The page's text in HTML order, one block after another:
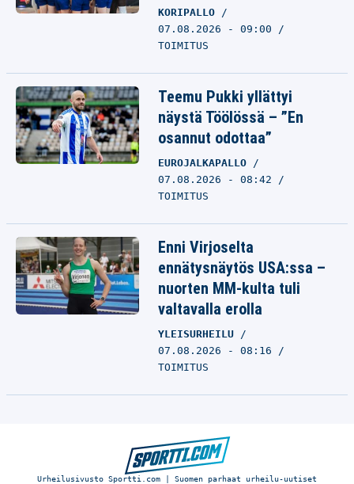
KORIPALLO
07.08.2026 - 09:00
TOIMITUS
Teemu Pukki yllättyi
näystä Töölössä – ”En
osannut odottaa”
EUROJALKAPALLO
07.08.2026 - 08:42
TOIMITUS
Enni Virjoselta
ennätysnäytös USA:ssa –
nuorten MM-kulta tuli
valtavalla erolla
YLEISURHEILU
07.08.2026 - 08:16
TOIMITUS
Urheilusivusto Sportti.com | Suomen parhaat urheilu-uutiset